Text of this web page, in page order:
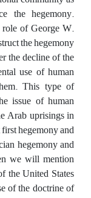
the hegemony.
of George W.
the hegemony
the decline of the
use of human
This type of
issue of human
Arab uprisings in
hegemony and
hegemony and
we will mention
the United States
of the doctrine of